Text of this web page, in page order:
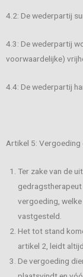
4.2: De wederpartij
4.3: De wederpartij
voorwaardelijke)
4.4: De wederpartij
Artikel 5: Vergoeding
Ter zake van de
gedragstherapeut
vergoeding,
vastgesteld.
Het tot stand
artikel 2, leidt
De vergoeding